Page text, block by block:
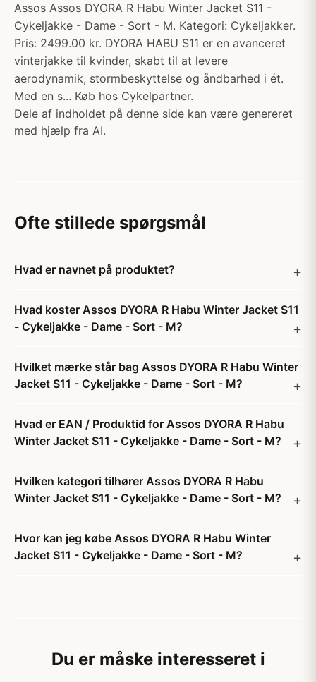
Assos Assos DYORA R Habu Winter Jacket S11 -
Cykeljakke - Dame - Sort - M. Kategori: Cykeljakker.
Pris: 2499.00 kr. DYORA HABU S11 er en avanceret
vinterjakke til kvinder, skabt til at levere
aerodynamik, stormbeskyttelse og åndbarhed i ét.
Med en s... Køb hos Cykelpartner.
Dele af indholdet på denne side kan være genereret
med hjælp fra AI.
Ofte stillede spørgsmål
Hvad er navnet på produktet?
Hvad koster Assos DYORA R Habu Winter Jacket S11
- Cykeljakke - Dame - Sort - M?
Hvilket mærke står bag Assos DYORA R Habu Winter
Jacket S11 - Cykeljakke - Dame - Sort - M?
Hvad er EAN / Produktid for Assos DYORA R Habu
Winter Jacket S11 - Cykeljakke - Dame - Sort - M?
Hvilken kategori tilhører Assos DYORA R Habu
Winter Jacket S11 - Cykeljakke - Dame - Sort - M?
Hvor kan jeg købe Assos DYORA R Habu Winter
Jacket S11 - Cykeljakke - Dame - Sort - M?
Du er måske interesseret i